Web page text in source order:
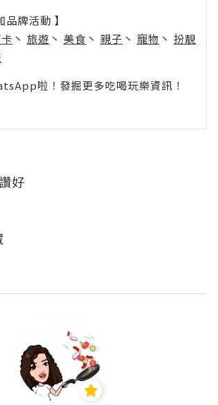
牌活動 】
丶 旅遊 丶 美食 丶 親子 丶 寵物 丶 扮靚
啦！發掘更多吃喝玩樂資訊！
好